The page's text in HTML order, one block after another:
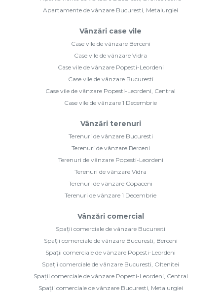
Apartamente de vânzare Bucuresti, Metalurgiei
Vânzări case vile
Case vile de vânzare Berceni
Case vile de vânzare Vidra
Case vile de vânzare Popesti-Leordeni
Case vile de vânzare Bucuresti
Case vile de vânzare Popesti-Leordeni, Central
Case vile de vânzare 1 Decembrie
Vânzări terenuri
Terenuri de vânzare Bucuresti
Terenuri de vânzare Berceni
Terenuri de vânzare Popesti-Leordeni
Terenuri de vânzare Vidra
Terenuri de vânzare Copaceni
Terenuri de vânzare 1 Decembrie
Vânzări comercial
Spații comerciale de vânzare Bucuresti
Spații comerciale de vânzare Bucuresti, Berceni
Spații comerciale de vânzare Popesti-Leordeni
Spații comerciale de vânzare Bucuresti, Oltenitei
Spații comerciale de vânzare Popesti-Leordeni, Central
Spații comerciale de vânzare Bucuresti, Metalurgiei